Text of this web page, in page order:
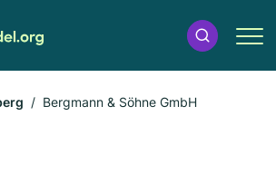
Bergmann & Söhne GmbH